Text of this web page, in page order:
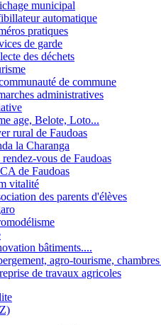
municipal
automatique
pratiques
de garde
des déchets
de commune
administratives
age, Belote, Loto...
rural de Faudoas
la Charanga
rendez-vous de Faudoas
de Faudoas
vitalité
des parents d'élèves
bâtiments....
agro-tourisme,
de travaux agricoles